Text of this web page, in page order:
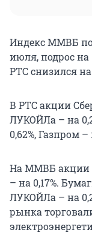
Индекс ММВБ по
июля, подрос на
РТС снизился на
В РТС акции
ЛУКОЙЛа – на
0,62%, Газпром –
На ММВБ акции
– на 0,17%.
ЛУКОЙЛа – на
рынка